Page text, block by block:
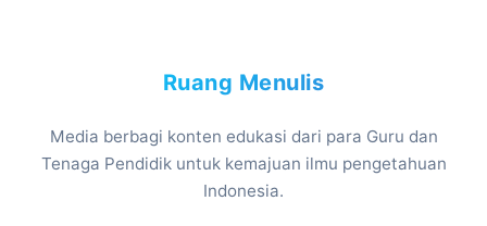
Ruang Menulis
Media berbagi konten edukasi dari para Guru dan
Tenaga Pendidik untuk kemajuan ilmu pengetahuan
Indonesia.